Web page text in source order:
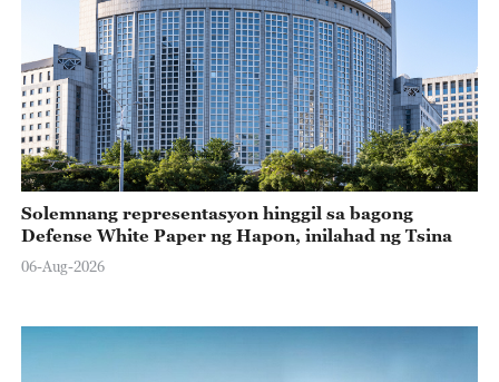
Solemnang representasyon hinggil sa bagong
Defense White Paper ng Hapon, inilahad ng Tsina
06-Aug-2026